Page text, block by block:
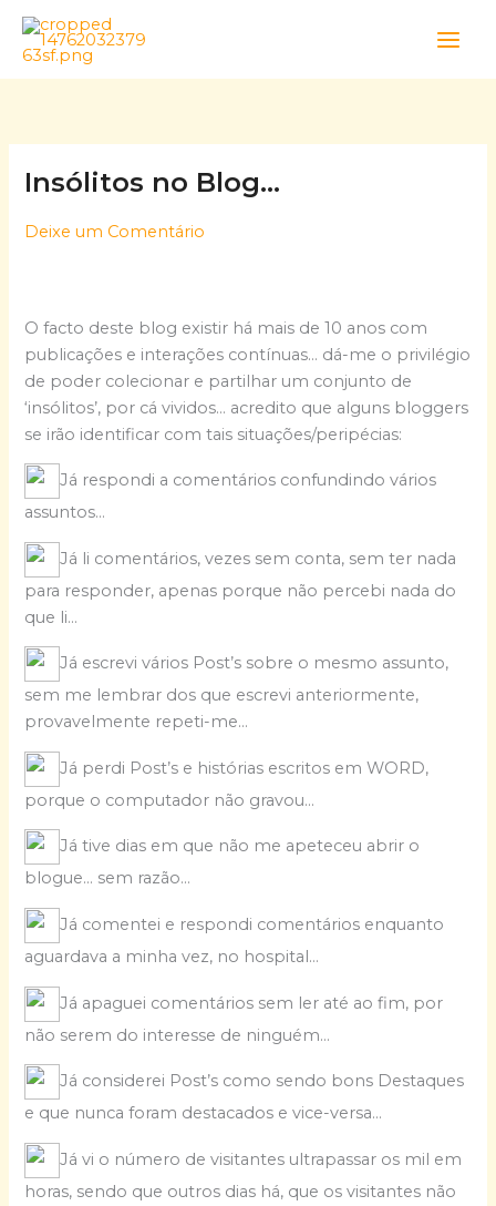
Skip
content
Insólitos no Blog…
Deixe um Comentário
O facto deste blog existir há mais de 10 anos com
publicações e interações contínuas… dá-me o privilégio
de poder colecionar e partilhar um conjunto de
‘insólitos’, por cá vividos… acredito que alguns bloggers
se irão identificar com tais situações/peripécias:
Já respondi a comentários confundindo vários
assuntos…
Já li comentários, vezes sem conta, sem ter nada
para responder, apenas porque não percebi nada do
que li…
Já escrevi vários Post’s sobre o mesmo assunto,
sem me lembrar dos que escrevi anteriormente,
provavelmente repeti-me…
Já perdi Post’s e histórias escritos em WORD,
porque o computador não gravou…
Já tive dias em que não me apeteceu abrir o
blogue… sem razão…
Já comentei e respondi comentários enquanto
aguardava a minha vez, no hospital…
Já apaguei comentários sem ler até ao fim, por
não serem do interesse de ninguém…
Já considerei Post’s como sendo bons Destaques
e que nunca foram destacados e vice-versa…
Já vi o número de visitantes ultrapassar os mil em
horas, sendo que outros dias há, que os visitantes não